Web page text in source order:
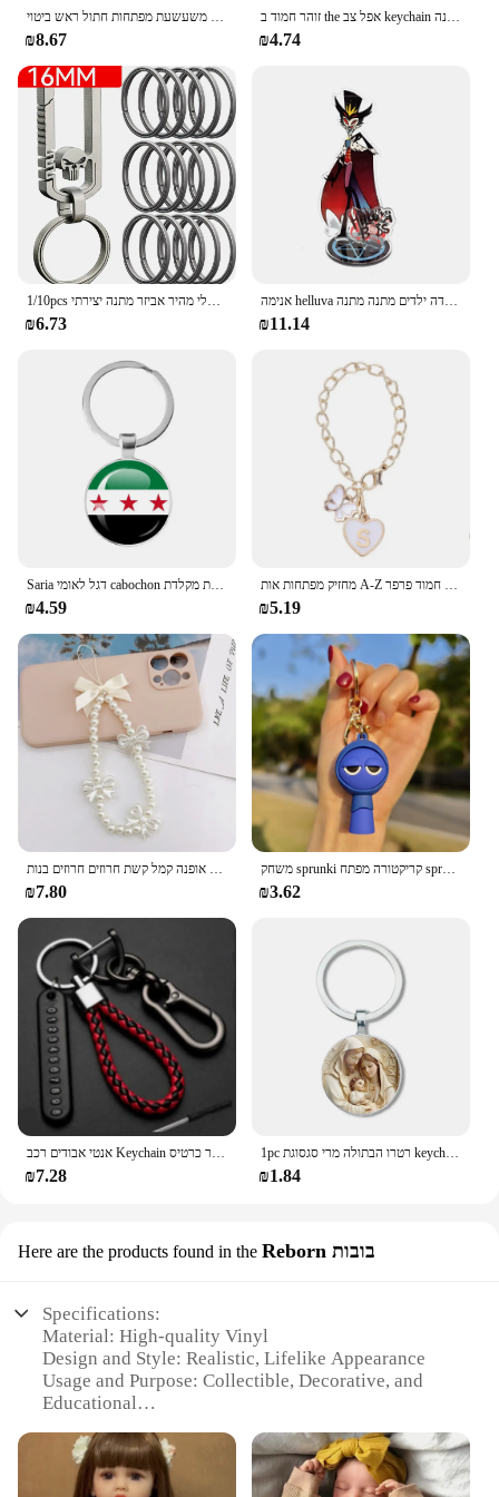
משעשעת מפתחות חתול ראש ביטוי keychains מזון frik keyching תיק בית ספר לחברים מתנות לסטודנטים משפחה
₪8.67
זוהר חמוד ב the אפל צב keychain עבור נשים בנות תרמיל תליון צב צבעוני הצב עינים סטודנט מתנה אביזרי מתנה
₪4.74
1/10pcs טבעת מפתח טיטניום טבעת קל משקל תליית אבזם עבור מחזיק טבעת מפתח מכונית הטבעת כלי מהיר אביזר מתנה יצירתי
₪6.73
אנימה helluva בוס דמות אופנה אקריליק לעמוד פעולה פיסתן אביזרים אוסף דמות קישוטי שולחן עבודה ילדים מתנה מתנה
₪11.14
₪4.59 ₪5.19
₪7.80
משחק sprunki קריקטורה מפתח sprunki oren raddy אפור ברוד vineria עבור ילד בגיל הרך keyering מתנות
₪3.62
₪7.28
1pc רטרו הבתולה מרי סגסוגת keychain-תליון פנינה זמן דתי מתאים למפתחות מכונית תיק גב
₪1.84
Here are the products found in the Reborn בובות
Specifications:
Material: High-quality Vinyl
Design and Style: Realistic, Lifelike Appearance
Usage and Purpose: Collectible, Decorative, and
Educational
Classroom
Shape or Size or Weight or Quantity: Available in
Various Sizes and Weights